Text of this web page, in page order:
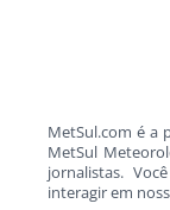
MetSul.com é a
MetSul
jornalistas.
interagir em